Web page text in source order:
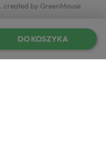
DO KOSZYKA
created by GreenMouse